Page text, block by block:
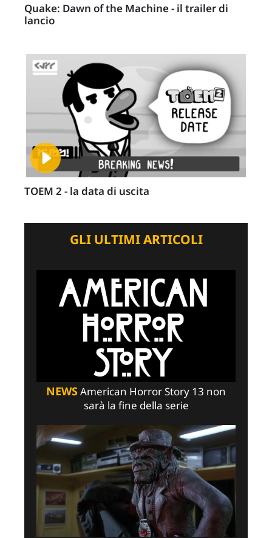
Quake: Dawn of the Machine - il trailer di
lancio
TOEM 2 - la data di uscita
GLI ULTIMI ARTICOLI
NEWSAmerican Horror Story 13 non
sarà la fine della serie